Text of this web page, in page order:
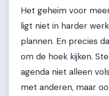
Het geheim voor
ligt niet in harder
plannen. En precies
om de hoek kijken.
agenda niet alleen
met anderen, maar